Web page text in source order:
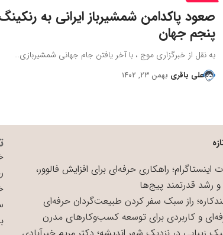
صعود پاکدامن شمشیرباز ایرانی به
پنجم جهان
به نقل از خبرگزاری موج ، با آخر یافتن جام جهانی شمشیربازی…
علی باقری بهمن ۲۳, ۱۴۰۲
راهکاری حرفه‌ای برای افزایش فالوور،
رشد قدرتمند پیج‌ها
راز سبک سفر کردن طبیعت‌گردان حرفه‌ای
و کاربردی برای توسعه کسب‌وکارهای مدرن